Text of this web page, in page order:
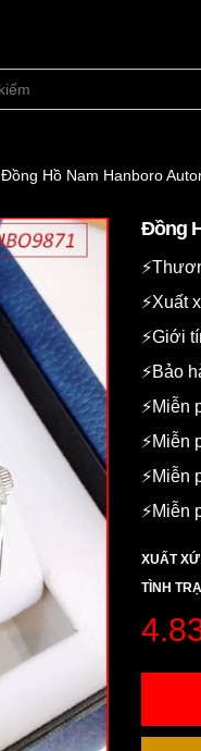
Đồng Hồ Nam Hanboro
Đồng
⚡️Xuất
⚡️Giới
⚡️Bảo
⚡️Miễn
⚡️Miễn
XUẤT
TÌNH